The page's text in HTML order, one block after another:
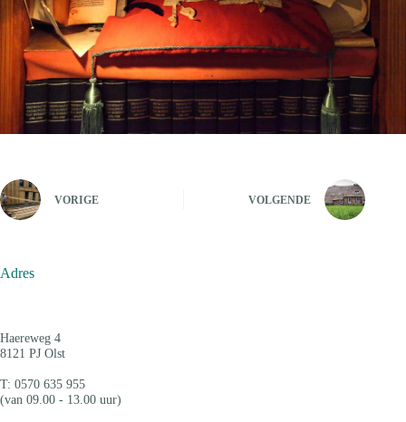
VORIGE VOLGENDE
Adres
Haereweg 4
8121 PJ Olst
T: 0570 635 955
(van 09.00 - 13.00 uur)